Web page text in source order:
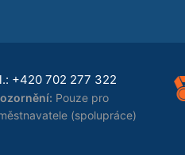
+420 702 277 322
Pouze pro
(spolupráce)